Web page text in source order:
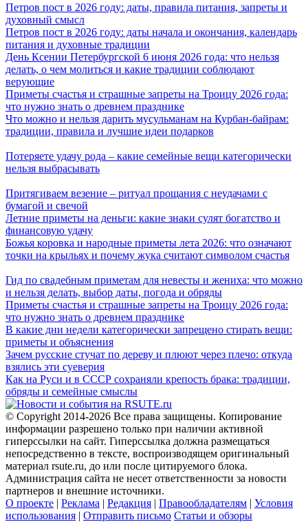
Петров пост в 2026 году: даты, правила питания, запреты и
духовный смысл
Петров пост в 2026 году: даты начала и окончания, календарь
питания и духовные традиции
День Ксении Петербургской 6 июня 2026 года: что нельзя
делать, о чем молиться и какие традиции соблюдают
верующие
Приметы счастья и страшные запреты на Троицу 2026 года:
что нужно знать о древнем празднике
Что можно и нельзя дарить мусульманам на Курбан-байрам:
традиции, правила и лучшие идеи подарков
Потеряете удачу рода – какие семейные вещи категорически
нельзя выбрасывать
Притягиваем везение – ритуал прощания с неудачами с
бумагой и свечой
Летние приметы на деньги: какие знаки сулят богатство и
финансовую удачу
Божья коровка и народные приметы лета 2026: что означают
точки на крыльях и почему жука считают символом счастья
Гид по свадебным приметам для невесты и жениха: что можно
и нельзя делать, выбор даты, погода и обряды
Приметы счастья и страшные запреты на Троицу 2026 года:
что нужно знать о древнем празднике
В какие дни недели категорически запрещено стирать вещи:
приметы и объяснения
Зачем русские стучат по дереву и плюют через плечо: откуда
взялись эти суеверия
Как на Руси и в СССР сохраняли крепость брака: традиции,
обряды и семейные смыслы
© Copyright 2014-2026 Все права защищены. Копирование
информации разрешено только при наличии активной
гиперссылки на сайт. Гиперссылка должна размещаться
непосредственно в тексте, воспроизводящем оригинальный
материал rsute.ru, до или после цитируемого блока.
Администрация сайта не несет ответственности за новости
партнеров и внешние источники.
О проекте | Реклама | Редакция | Правообладателям | Условия
использования | Отправить письмо Статьи и обзоры